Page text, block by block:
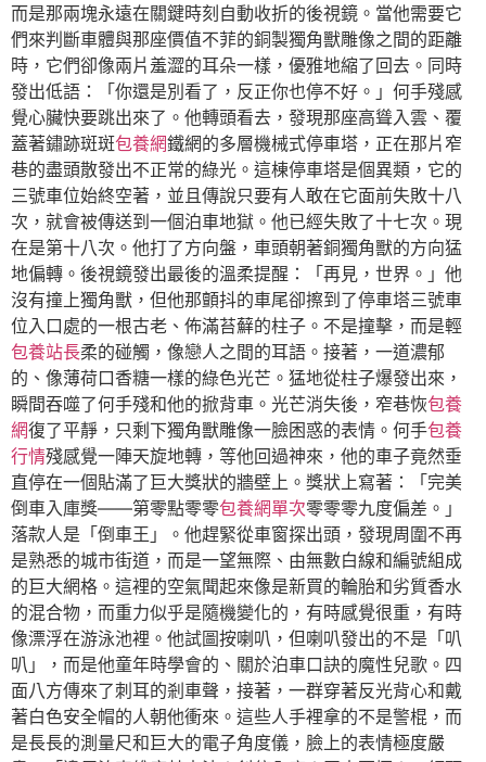
而是那兩塊永遠在關鍵時刻自動收折的後視鏡。當他需要它
們來判斷車體與那座價值不菲的銅製獨角獸雕像之間的距離
時，它們卻像兩片羞澀的耳朵一樣，優雅地縮了回去。同時
發出低語：「你還是別看了，反正你也停不好。」何手殘感
覺心臟快要跳出來了。他轉頭看去，發現那座高聳入雲、覆
蓋著鏽跡斑斑包養網鐵網的多層機械式停車塔，正在那片窄
巷的盡頭散發出不正常的綠光。這棟停車塔是個異類，它的
三號車位始終空著，並且傳說只要有人敢在它面前失敗十八
次，就會被傳送到一個泊車地獄。他已經失敗了十七次。現
在是第十八次。他打了方向盤，車頭朝著銅獨角獸的方向猛
地偏轉。後視鏡發出最後的溫柔提醒：「再見，世界。」他
沒有撞上獨角獸，但他那顫抖的車尾卻擦到了停車塔三號車
位入口處的一根古老、佈滿苔蘚的柱子。不是撞擊，而是輕
包養站長柔的碰觸，像戀人之間的耳語。接著，一道濃郁
的、像薄荷口香糖一樣的綠色光芒。猛地從柱子爆發出來，
瞬間吞噬了何手殘和他的掀背車。光芒消失後，窄巷恢包養
網復了平靜，只剩下獨角獸雕像一臉困惑的表情。何手包養
行情殘感覺一陣天旋地轉，等他回過神來，他的車子竟然垂
直停在一個貼滿了巨大獎狀的牆壁上。獎狀上寫著：「完美
倒車入庫獎——第零點零零包養網單次零零零九度偏差。」
落款人是「倒車王」。他趕緊從車窗探出頭，發現周圍不再
是熟悉的城市街道，而是一望無際、由無數白線和編號組成
的巨大網格。這裡的空氣聞起來像是新買的輪胎和劣質香水
的混合物，而重力似乎是隨機變化的，有時感覺很重，有時
像漂浮在游泳池裡。他試圖按喇叭，但喇叭發出的不是「叭
叭」，而是他童年時學會的、關於泊車口訣的魔性兒歌。四
面八方傳來了刺耳的剎車聲，接著，一群穿著反光背心和戴
著白色安全帽的人朝他衝來。這些人手裡拿的不是警棍，而
是長長的測量尺和巨大的電子角度儀，臉上的表情極度嚴